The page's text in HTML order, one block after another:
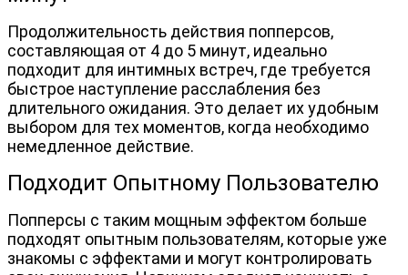
Продолжительность действия попперсов,
составляющая от 4 до 5 минут, идеально
подходит для интимных встреч, где требуется
быстрое наступление расслабления без
длительного ожидания. Это делает их удобным
выбором для тех моментов, когда необходимо
немедленное действие.
Подходит Опытному Пользователю
Попперсы с таким мощным эффектом больше
подходят опытным пользователям, которые уже
знакомы с эффектами и могут контролировать